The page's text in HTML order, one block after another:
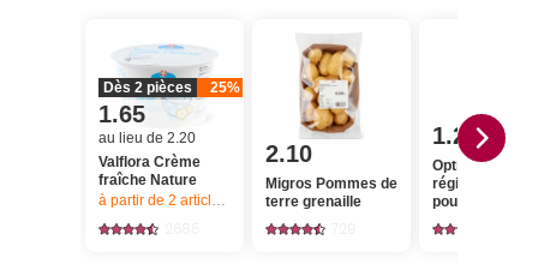
Dès 2 pièces 25%
1.65
au lieu de 2.20
Valflora Crème
fraîche Nature
à partir de 2 articles, Offre valable du 6.8 au 12.8.2026, jusqu’à
2.10
Migros Pommes de
terre grenaille
1.20
Optigal De la
région Pilons
poulet